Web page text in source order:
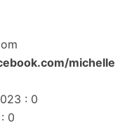
michelle
: 0
0